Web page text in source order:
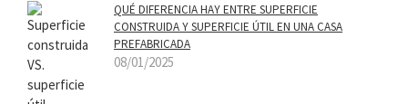
QUÉ DIFERENCIA HAY ENTRE SUPERFICIE
CONSTRUIDA Y SUPERFICIE ÚTIL EN UNA CASA
PREFABRICADA
08/01/2025